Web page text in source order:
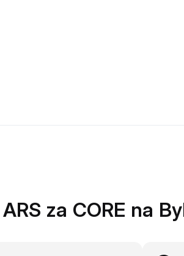
za CORE na